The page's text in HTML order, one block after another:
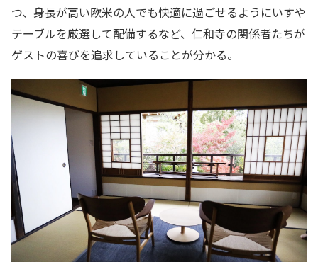
つ、身長が高い欧米の人でも快適に過ごせるようにいすや
テーブルを厳選して配備するなど、仁和寺の関係者たちが
ゲストの喜びを追求していることが分かる。